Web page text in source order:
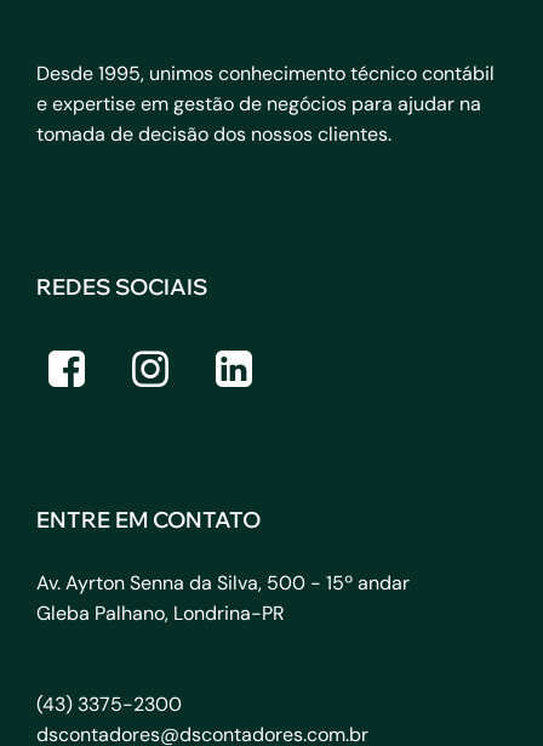
Desde 1995, unimos conhecimento técnico contábil
e expertise em gestão de negócios para ajudar na
tomada de decisão dos nossos clientes.
REDES SOCIAIS
ENTRE EM CONTATO
Av. Ayrton Senna da Silva, 500 - 15º andar
Gleba Palhano, Londrina-PR
(43) 3375-2300
dscontadores@dscontadores.com.br